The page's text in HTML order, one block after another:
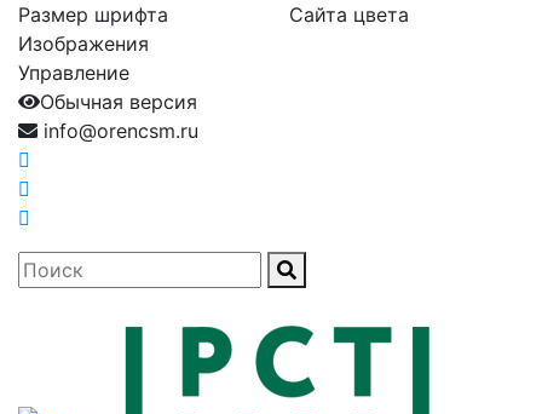
Размер шрифта
Сайта цвета
Изображения
Управление
Обычная версия
info@orencsm.ru